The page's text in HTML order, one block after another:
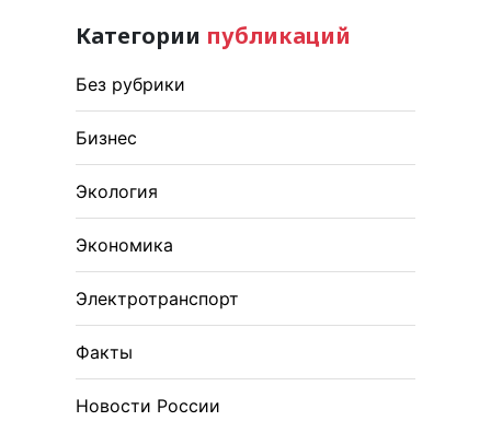
Категории публикаций
Без рубрики
Бизнес
Экология
Экономика
Электротранспорт
Факты
Новости России